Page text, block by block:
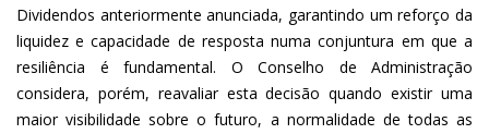
Dividendos anteriormente anunciada, garantindo um reforço da
liquidez e capacidade de resposta numa conjuntura em que a
resiliência é fundamental. O Conselho de Administração
considera, porém, reavaliar esta decisão quando existir uma
maior visibilidade sobre o futuro, a normalidade de todas as